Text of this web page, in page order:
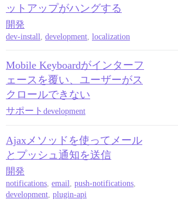
ットアップがハングする
開発
dev-install, development, localization
Mobile Keyboardがインターフ
ェースを覆い、ユーザーがス
クロールできない
サポート development
Ajaxメソッドを使ってメール
とプッシュ通知を送信
開発
notifications, email, push-notifications,
development, plugin-api